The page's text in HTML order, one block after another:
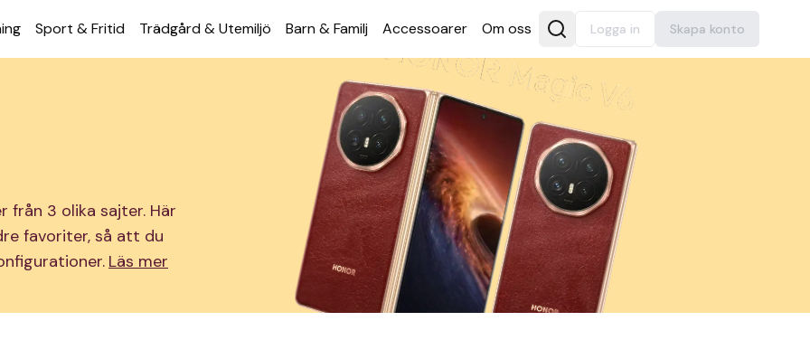
Sport & Fritid Trädgård & Utemiljö Barn & Familj Acces­soarer Om oss Logga in Skapa konto
från 3 olika sajter. Här
favoriter, så att du
Läs mer